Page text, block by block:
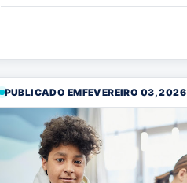
PUBLICADO EMFEVEREIRO 03, 2026